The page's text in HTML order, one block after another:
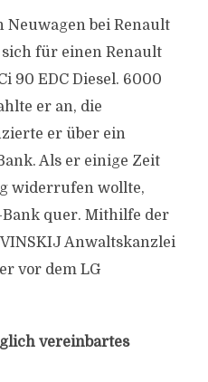
Neuwagen bei Renault
für einen Renault
90 EDC Diesel. 6000
er an, die
er über ein
Als er einige Zeit
widerrufen wollte,
quer. Mithilfe der
Anwaltskanzlei
vor dem LG
vereinbartes